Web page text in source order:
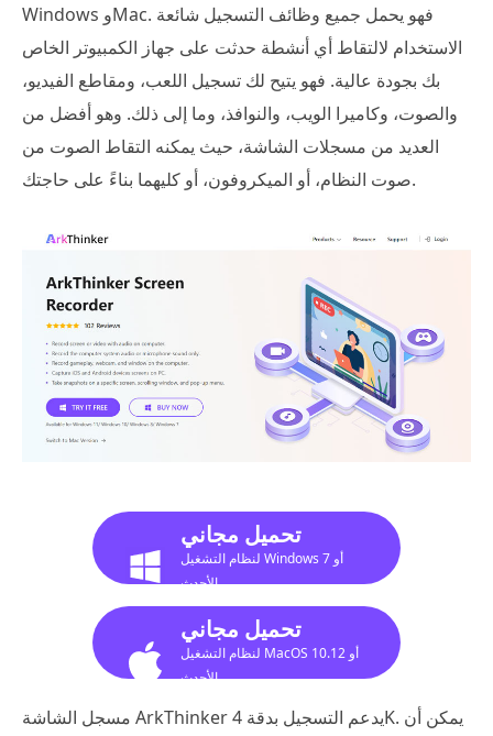
Windows وMac. فهو يحمل جميع وظائف التسجيل شائعة
الاستخدام لالتقاط أي أنشطة حدثت على جهاز الكمبيوتر الخاص
بك بجودة عالية. فهو يتيح لك تسجيل اللعب، ومقاطع الفيديو،
والصوت، وكاميرا الويب، والنوافذ، وما إلى ذلك. وهو أفضل من
العديد من مسجلات الشاشة، حيث يمكنه التقاط الصوت من
صوت النظام، أو الميكروفون، أو كليهما بناءً على حاجتك.
تحميل مجاني
لنظام التشغيل Windows 7 أو
الأحدث
تحميل مجاني
لنظام التشغيل MacOS 10.12 أو
الأحدث
مسجل الشاشة ArkThinker يدعم التسجيل بدقة 4K. يمكن أن